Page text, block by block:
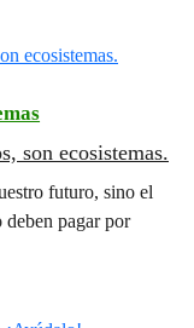
son ecosistemas.
futuro, sino el
pagar por